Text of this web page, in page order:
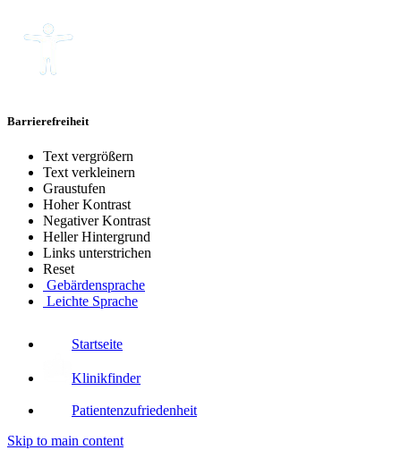
Barrierefreiheit
Text vergrößern
Text verkleinern
Graustufen
Hoher Kontrast
Negativer Kontrast
Heller Hintergrund
Links unterstrichen
Reset
Gebärdensprache
Leichte Sprache
Startseite
Klinikfinder
Patientenzufriedenheit
Skip to main content